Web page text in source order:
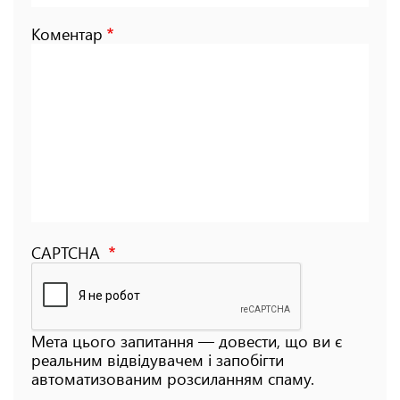
Коментар
CAPTCHA
Мета цього запитання — довести, що ви є
реальним відвідувачем і запобігти
автоматизованим розсиланням спаму.